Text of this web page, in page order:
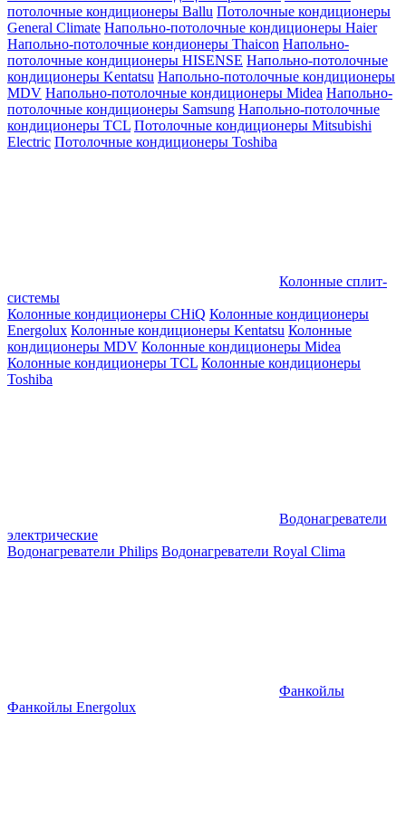
потолочные кондиционеры Ballu Потолочные кондиционеры
General Climate Напольно-потолочные кондиционеры Haier
Напольно-потолочные кондионеры Thaicon Напольно-
потолочные кондиционеры HISENSE Напольно-потолочные
кондиционеры Kentatsu Напольно-потолочные кондиционеры
MDV Напольно-потолочные кондиционеры Midea Напольно-
потолочные кондиционеры Samsung Напольно-потолочные
кондиционеры TCL Потолочные кондиционеры Mitsubishi
Electric Потолочные кондиционеры Toshiba
Колонные сплит-
системы
Колонные кондиционеры CHiQ Колонные кондиционеры
Energolux Колонные кондиционеры Kentatsu Колонные
кондиционеры MDV Колонные кондиционеры Midea
Колонные кондиционеры TCL Колонные кондиционеры
Toshiba
Водонагреватели
электрические
Водонагреватели Philips Водонагреватели Royal Clima
Фанкойлы
Фанкойлы Energolux